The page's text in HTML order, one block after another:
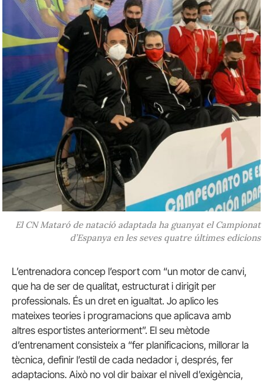
El CN Mataró de natació adaptada ha guanyat el Campionat
d’Espanya en les seves quatre últimes edicions
L’entrenadora concep l’esport com “un motor de canvi,
que ha de ser de qualitat, estructurat i dirigit per
professionals. És un dret en igualtat. Jo aplico les
mateixes teories i programacions que aplicava amb
altres esportistes anteriorment”. El seu mètode
d’entrenament consisteix a “fer planificacions, millorar la
tècnica, definir l’estil de cada nedador i, després, fer
adaptacions. Això no vol dir baixar el nivell d’exigència,